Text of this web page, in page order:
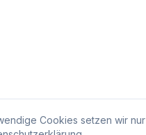
Cookies setzen wir nur